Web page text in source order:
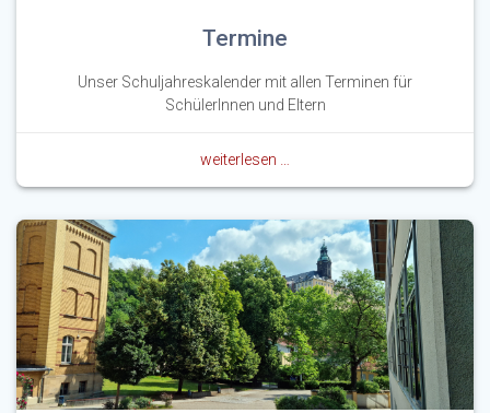
Termine
Unser Schuljahreskalender mit allen Terminen für
SchülerInnen und Eltern
weiterlesen …